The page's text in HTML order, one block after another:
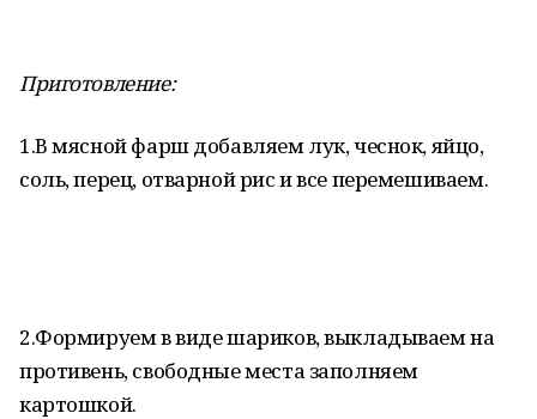
Приготовление:
1.В мясной фарш добавляем лук, чеснок, яйцо,
соль, перец, отварной рис и все перемешиваем.
2.Формируем в виде шариков, выкладываем на
противень, свободные места заполняем
картошкой.